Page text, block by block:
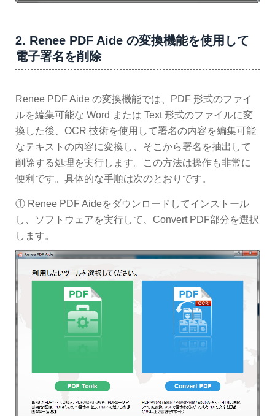
2. Renee PDF Aide の変換機能を使用して
電子署名を削除
Renee PDF Aide の変換機能では、PDF 形式のファイ
ルを編集可能な Word または Text 形式のファイルに変
換した後、OCR 技術を使用して署名の内容を編集可能
なテキストの内容に変換し、そこから署名を抽出して
削除する処理を実行します。この方法は操作も非常に
便利です。具体的な手順は次のとおりです。
① Renee PDF Aideをダウンロードしてインストール
し、ソフトウェアを実行して、Convert PDF部分を選択
します。